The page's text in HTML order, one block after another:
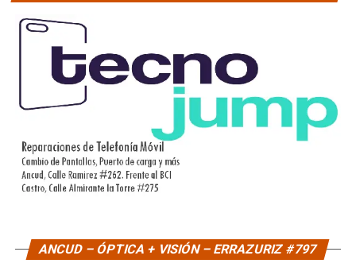
ANCUD – ÓPTICA + VISIÓN – ERRAZURIZ #797